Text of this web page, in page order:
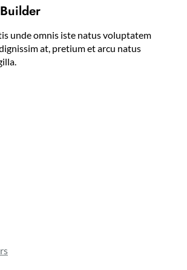
unde omnis iste natus voluptatem
at, pretium et arcu natus